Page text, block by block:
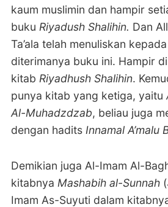
kaum muslimin dan hampir
buku Riyadush Shalihin. Dan
Ta’ala telah menuliskan
diterimanya buku ini. Hampir
kitab Riyadhush Shalihin.
punya kitab yang ketiga, yaitu
Al-Muhadzdzab, beliau juga
dengan hadits Innamal A’malu
Demikian juga Al-Imam Al-
kitabnya Mashabih al-Sunnah(مصابيح السنة),
Imam As-Suyuti dalam